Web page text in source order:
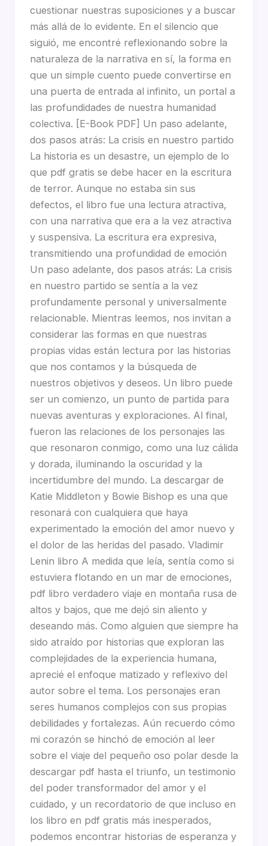
cuestionar nuestras suposiciones y a buscar
más allá de lo evidente. En el silencio que
siguió, me encontré reflexionando sobre la
naturaleza de la narrativa en sí, la forma en
que un simple cuento puede convertirse en
una puerta de entrada al infinito, un portal a
las profundidades de nuestra humanidad
colectiva. [E-Book PDF] Un paso adelante,
dos pasos atrás: La crisis en nuestro partido
La historia es un desastre, un ejemplo de lo
que pdf gratis se debe hacer en la escritura
de terror. Aunque no estaba sin sus
defectos, el libro fue una lectura atractiva,
con una narrativa que era a la vez atractiva
y suspensiva. La escritura era expresiva,
transmitiendo una profundidad de emoción
Un paso adelante, dos pasos atrás: La crisis
en nuestro partido se sentía a la vez
profundamente personal y universalmente
relacionable. Mientras leemos, nos invitan a
considerar las formas en que nuestras
propias vidas están lectura por las historias
que nos contamos y la búsqueda de
nuestros objetivos y deseos. Un libro puede
ser un comienzo, un punto de partida para
nuevas aventuras y exploraciones. Al final,
fueron las relaciones de los personajes las
que resonaron conmigo, como una luz cálida
y dorada, iluminando la oscuridad y la
incertidumbre del mundo. La descargar de
Katie Middleton y Bowie Bishop es una que
resonará con cualquiera que haya
experimentado la emoción del amor nuevo y
el dolor de las heridas del pasado. Vladimir
Lenin libro A medida que leía, sentía como si
estuviera flotando en un mar de emociones,
pdf libro verdadero viaje en montaña rusa de
altos y bajos, que me dejó sin aliento y
deseando más. Como alguien que siempre ha
sido atraído por historias que exploran las
complejidades de la experiencia humana,
aprecié el enfoque matizado y reflexivo del
autor sobre el tema. Los personajes eran
seres humanos complejos con sus propias
debilidades y fortalezas. Aún recuerdo cómo
mi corazón se hinchó de emoción al leer
sobre el viaje del pequeño oso polar desde la
descargar pdf hasta el triunfo, un testimonio
del poder transformador del amor y el
cuidado, y un recordatorio de que incluso en
los libro en pdf gratis más inesperados,
podemos encontrar historias de esperanza y